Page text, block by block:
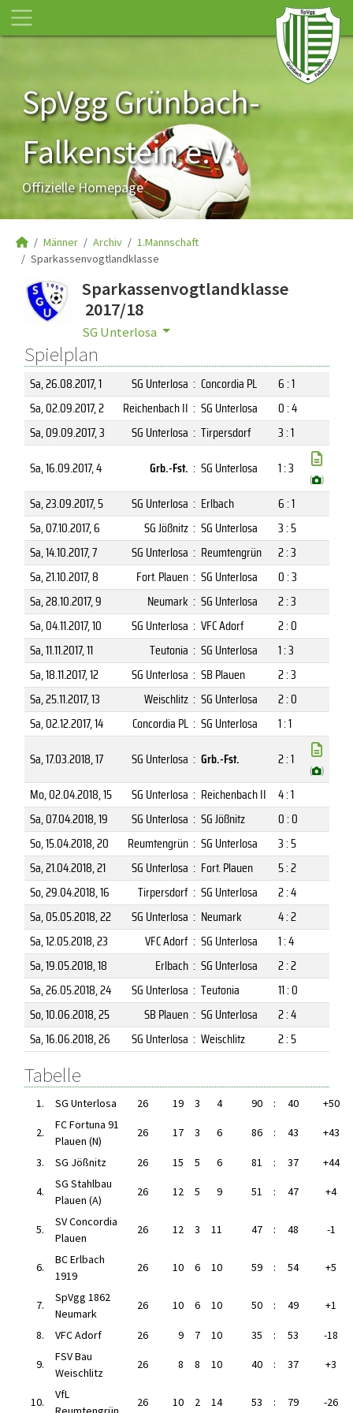
SpVgg Grünbach-
Falkenstein e.V.
Offizielle Homepage
Männer Archiv
1.Mannschaft
Sparkassenvogtlandklasse
Sparkassenvogtlandklasse
2017/18
SG Unterlosa
Spielplan
Sa, 26.08.2017, 1 SG Unterlosa : Concordia PL
6 : 1
Sa, 02.09.2017, 2 Reichenbach II : SG Unterlosa
0 : 4
Sa, 09.09.2017, 3 SG Unterlosa : Tirpersdorf
3 : 1
Sa, 16.09.2017, 4 Grb.-Fst. : SG Unterlosa 1 : 3
( )
Sa, 23.09.2017, 5 SG Unterlosa : Erlbach
6 : 1
Sa, 07.10.2017, 6 SG Jößnitz : SG Unterlosa
3 : 5
Sa, 14.10.2017, 7 SG Unterlosa : Reumtengrün
2 : 3
Sa, 21.10.2017, 8 Fort. Plauen : SG Unterlosa
0 : 3
Sa, 28.10.2017, 9 Neumark : SG Unterlosa
2 : 3
Sa, 04.11.2017, 10 SG Unterlosa : VFC Adorf
2 : 0
Sa, 11.11.2017, 11 Teutonia : SG Unterlosa
1 : 3
Sa, 18.11.2017, 12 SG Unterlosa : SB Plauen
2 : 3
Sa, 25.11.2017, 13 Weischlitz : SG Unterlosa
2 : 0
Sa, 02.12.2017, 14 Concordia PL : SG Unterlosa
1 : 1
Sa, 17.03.2018, 17 SG Unterlosa : Grb.-Fst. 2 : 1
( )
Mo, 02.04.2018, 15 SG Unterlosa : Reichenbach II
4 : 1
Sa, 07.04.2018, 19 SG Unterlosa : SG Jößnitz
0 : 0
So, 15.04.2018, 20 Reumtengrün : SG Unterlosa
3 : 5
Sa, 21.04.2018, 21 SG Unterlosa : Fort. Plauen
5 : 2
So, 29.04.2018, 16 Tirpersdorf : SG Unterlosa
2 : 4
Sa, 05.05.2018, 22 SG Unterlosa : Neumark
4 : 2
Sa, 12.05.2018, 23 VFC Adorf : SG Unterlosa
1 : 4
Sa, 19.05.2018, 18 Erlbach : SG Unterlosa
2 : 2
Sa, 26.05.2018, 24 SG Unterlosa : Teutonia
11 : 0
So, 10.06.2018, 25 SB Plauen : SG Unterlosa
2 : 4
Sa, 16.06.2018, 26 SG Unterlosa : Weischlitz 2 : 5
Tabelle
1. SG Unterlosa 26 19 3 4 90 : 40 +50
2.
FC Fortuna 91
Plauen (N)
26 17 3 6 86 : 43 +43
3. SG Jößnitz 26 15 5 6 81 : 37 +44
4.
SG Stahlbau
Plauen (A)
26 12 5 9 51 : 47 +4
5.
SV Concordia
Plauen
26 12 3 11 47 : 48 -1
6.
BC Erlbach
1919
26 10 6 10 59 : 54 +5
7.
SpVgg 1862
Neumark
26 10 6 10 50 : 49 +1
8. VFC Adorf 26 9 7 10 35 : 53 -18
9.
FSV Bau
Weischlitz
26 8 8 10 40 : 37 +3
10.
VfL
26 10 2 14 53 : 79 -26